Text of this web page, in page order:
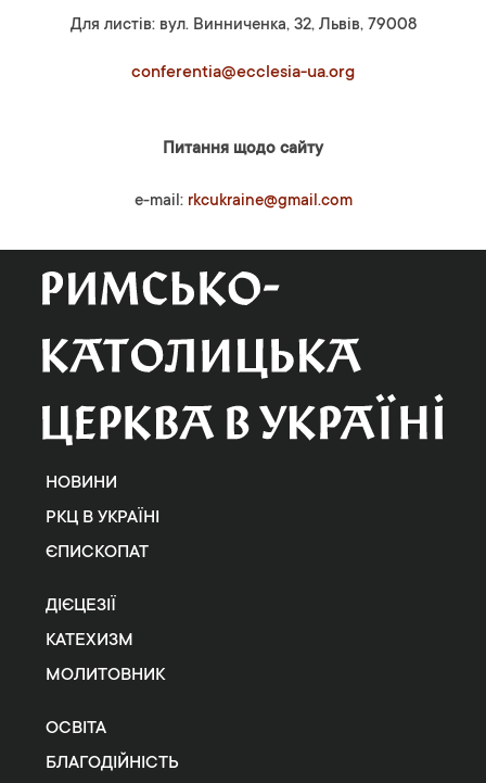
Для листів: вул. Винниченка, 32, Львів, 79008
conferentia@ecclesia-ua.org
Питання щодо сайту
e-mail: rkcukraine@gmail.com
НОВИНИ
РКЦ В УКРАЇНІ
ЄПИСКОПАТ
ДІЄЦЕЗІЇ
КАТЕХИЗМ
МОЛИТОВНИК
ОСВІТА
БЛАГОДІЙНІСТЬ